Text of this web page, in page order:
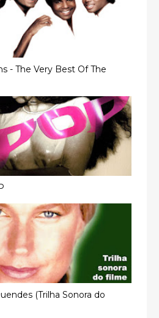
- The Very Best Of The
(Trilha Sonora do